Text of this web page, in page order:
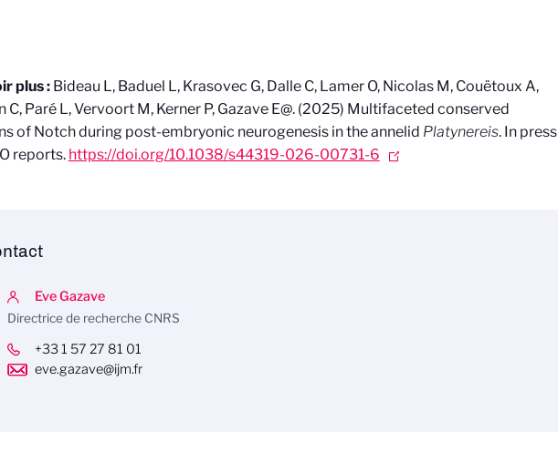
plus : Bideau L, Baduel L, Krasovec G, Dalle C, Lamer O, Nicolas M, Couëtoux A,
C, Paré L, Vervoort M, Kerner P, Gazave E@. (2025) Multifaceted conserved
of Notch during post-embryonic neurogenesis in the annelid Platynereis. In press
reports. https://doi.org/10.1038/s44319-026-00731-6
Eve Gazave
Directrice de recherche CNRS
+33 1 57 27 81 01
eve.gazave@ijm.fr